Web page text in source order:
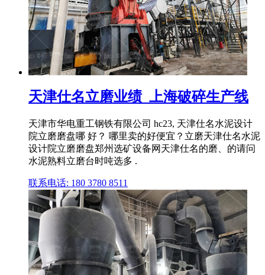
天津仕名立磨业绩_上海破碎生产线
天津市华电重工钢铁有限公司 hc23, 天津仕名水泥设计
院立磨磨盘哪 好？ 哪里卖的好便宜？立磨天津仕名水泥
设计院立磨磨盘郑州选矿设备网天津仕名的磨、的请问
水泥熟料立磨台时吨选多 .
联系电话: 180 3780 8511